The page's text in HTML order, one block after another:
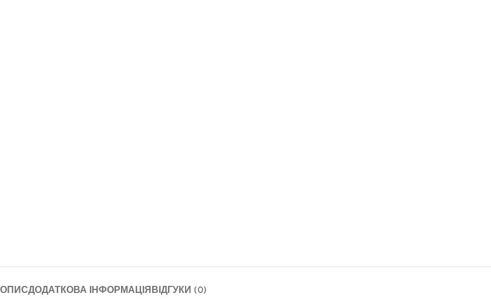
ОПИСДОДАТКОВА ІНФОРМАЦІЯВІДГУКИ (0)